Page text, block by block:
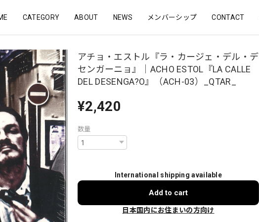
CATEGORY ABOUT NEWS メンバーシップ CONTACT
アチョ・エストル『ラ・カージェ・デル・デ
センガーニョ』｜ACHO ESTOL『LA CALLE
DEL DESENGA?O』（ACH-03）_QTAR_
¥2,420
数量
International shipping available
Add to cart
日本国内にお住まいの方向け